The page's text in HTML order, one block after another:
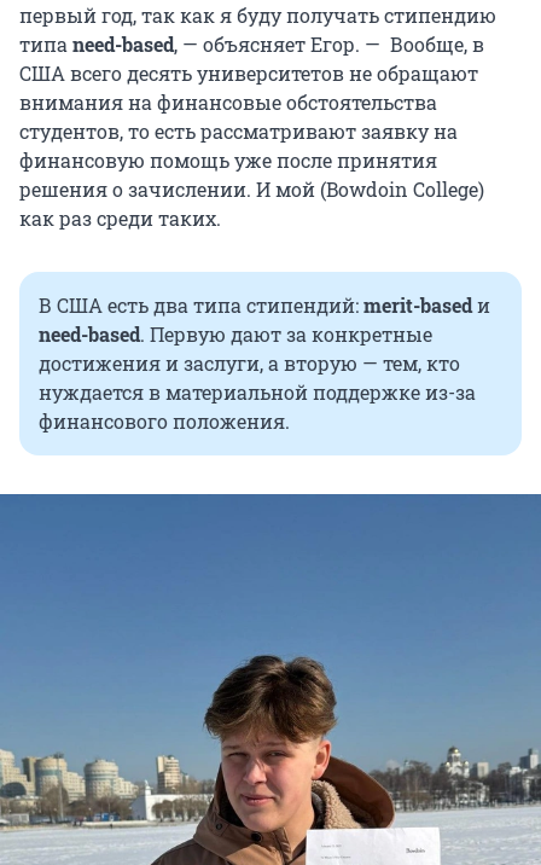
первый год, так как я буду получать стипендию
типа need-based, — объясняет Егор. — Вообще, в
США всего десять университетов не обращают
внимания на финансовые обстоятельства
студентов, то есть рассматривают заявку на
финансовую помощь уже после принятия
решения о зачислении. И мой (Bowdoin College)
как раз среди таких.
В США есть два типа стипендий:merit-basedи
need-based. Первую дают за конкретные
достижения и заслуги, а вторую — тем, кто
нуждается в материальной поддержке из-за
финансового положения.